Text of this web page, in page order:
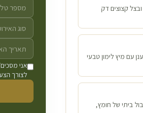
קצוצים דק
עם מיץ לימון טבעי
ביתי של חומץ,
אני
לצורך